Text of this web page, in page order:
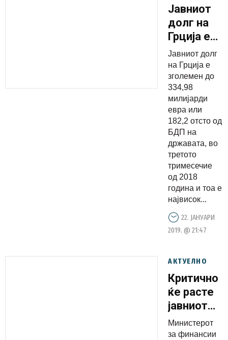
Јавниот
долг на
Грција е
зголемен
182,2
отсто од
БДП на
државатa
Јавниот долг
на Грција е
зголемен до
334,98
милијарди
евра или
182,2 отсто од
БДП на
државатa, во
третото
тримесечие
од 2018
година и тоа е
највисок...
22. ЈАНУАРИ
2019. @ 21:47
АКТУЕЛНО
Критично
ќе расте
јавниот
долг:
Тевдовски
Министерот
за финансии